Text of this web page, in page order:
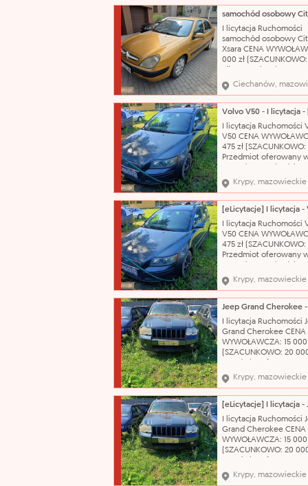
nadwozia: hatchback-
Pojemność silnika: 1587
Rodzaj paliwa:
produkcji: 2002
biegów: manualna Nr
I licytacja Ruchomości
samochód osobowy
Xsara CENA
000 zł
Samochód osobowy
Citroën Model: Xsara
nadwozia: hatchback-
Pojemność silnika: 1587
Rodzaj paliwa:
produkcji: 2002
biegów: manualna Nr
Ciechanów,
I licytacja Ruchomości
V50 CENA
475 zł (SZACUNKOWO:
Przedmiot oferowany
orzeczenia Sądu o jego
przepadku na rzecz
Państwa. Organ
nie opowiada za wady
sprzedawanych
Przegląd techniczny do
21.10.2026 r..
Krypy, mazowieckie
I licytacja Ruchomości
V50 CENA
475 zł (SZACUNKOWO:
Przedmiot oferowany
orzeczenia Sądu o jego
przepadku na rzecz
Państwa. Organ
nie opowiada za wady
sprzedawanych
Przegląd techniczny do
21.10.2026 r..
Krypy, mazowieckie
I licytacja Ruchomości
Grand Cherokee CENA
WYWOŁAWCZA: 15 000
(SZACUNKOWO: 20
sprzedaży pochodzi z
orzeczenia Sądu o jego
przepadku na rzecz
Państwa. Organ
nie odpowiada za
sprzedawanych
Brak danych o
Krypy, mazowieckie
I licytacja Ruchomości
Grand Cherokee CENA
WYWOŁAWCZA: 15 000
(SZACUNKOWO: 20
sprzedaży pochodzi z
orzeczenia Sądu o jego
Krypy, mazowieckie